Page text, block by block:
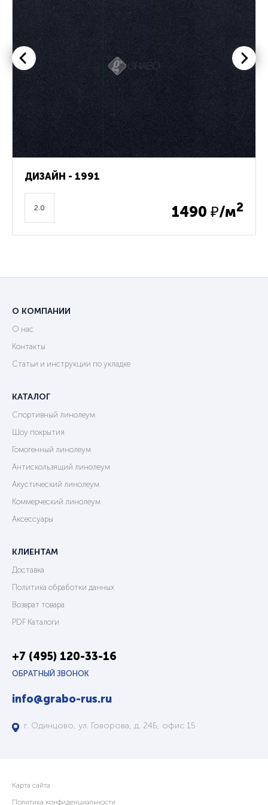
ДИЗАЙН - 1991
2.0 1490 ₽/м2
О КОМПАНИИ
О нас
Контакты
Статьи и инструкции по укладке
КАТАЛОГ
Спортивный линолеум
Шоу покрытия
Гомогенный линолеум
Антискользящий линолеум
Акустический линолеум
Коммерческий линолеум
Аксессуары
КЛИЕНТАМ
Доставка
Политика обработки данных
Возврат товара
PDF Каталоги
+7 (495) 120-33-16
ОБРАТНЫЙ ЗВОНОК
info@grabo-rus.ru
г. Одинцово, ул. Говорова, д. 24Б, офис 15
Карта сайта
Политика конфиденциальности